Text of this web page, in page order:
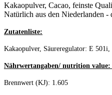
Kakaopulver, Cacao, feinste
Natürlich aus den Niederlanden -
Zutatenliste:
Kakaopulver, Säureregulator: E
Nährwertangaben/ nutrition
Brennwert (KJ): 1.605